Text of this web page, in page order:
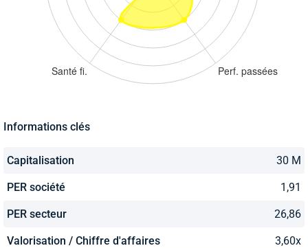
Informations clés
Capitalisation 30 M
PER société 1,91
PER secteur 26,86
Valorisation / Chiffre d'affaires 3,60x